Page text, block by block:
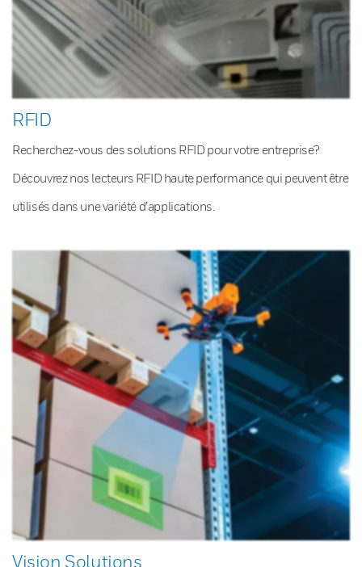
RFID
Recherchez-vous des solutions RFID pour votre entreprise?
Découvrez nos lecteurs RFID haute performance qui peuvent être
utilisés dans une variété d’applications.
Vision Solutions